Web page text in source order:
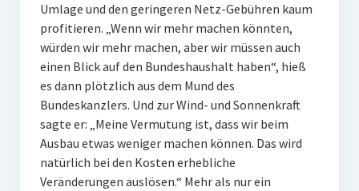
Umlage und den geringeren Netz-Gebühren kaum
profitieren. „Wenn wir mehr machen könnten,
würden wir mehr machen, aber wir müssen auch
einen Blick auf den Bundeshaushalt haben“, hieß
es dann plötzlich aus dem Mund des
Bundeskanzlers. Und zur Wind- und Sonnenkraft
sagte er: „Meine Vermutung ist, dass wir beim
Ausbau etwas weniger machen können. Das wird
natürlich bei den Kosten erhebliche
Veränderungen auslösen.“ Mehr als nur ein